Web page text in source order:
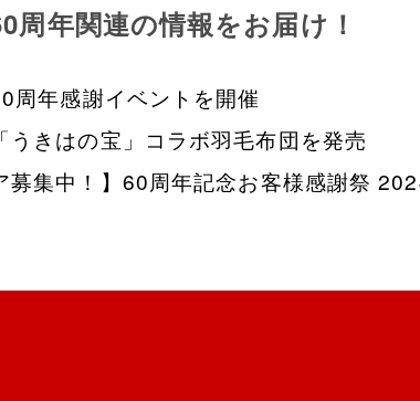
周年関連の情報をお届け！
周年感謝イベントを開催
うきはの宝」コラボ羽毛布団を発売
募集中！】60周年記念お客様感謝祭